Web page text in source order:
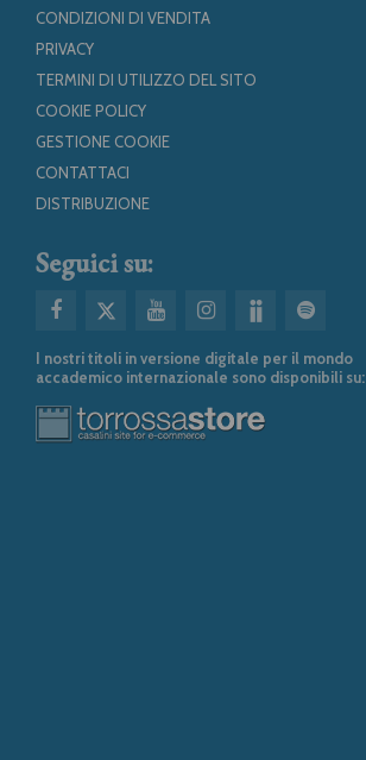
CONDIZIONI DI VENDITA
PRIVACY
TERMINI DI UTILIZZO DEL SITO
COOKIE POLICY
GESTIONE COOKIE
CONTATTACI
DISTRIBUZIONE
Seguici su:
I nostri titoli in versione digitale per il mondo
accademico internazionale sono disponibili su: